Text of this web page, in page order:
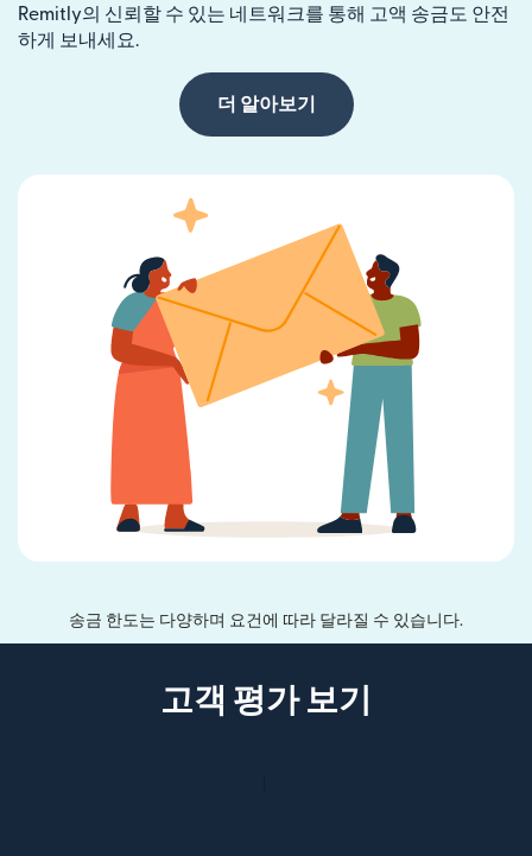
Remitly의 신뢰할 수 있는 네트워크를 통해 고액 송금도 안전
하게 보내세요.
더 알아보기
송금 한도는 다양하며 요건에 따라 달라질 수 있습니다.
고객 평가 보기